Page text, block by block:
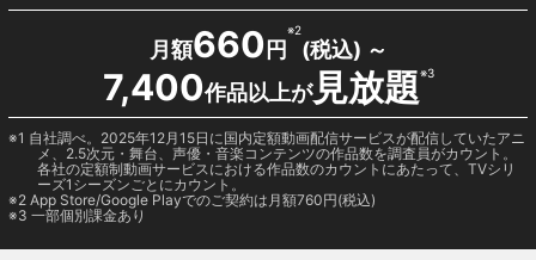
月額660 円
※2
(税込) ～
7,400作品以上が見放題※3
1 自社調べ。2025年12月15日に国内定額動画配信サービスが配信していたアニ
メ、2.5次元・舞台、声優・音楽コンテンツの作品数を調査員がカウント。
各社の定額制動画サービスにおける作品数のカウントにあたって、TVシリ
ーズ1シーズンごとにカウント。
2 App Store/Google Playでのご契約は月額760円(税込)
3 一部個別課金あり